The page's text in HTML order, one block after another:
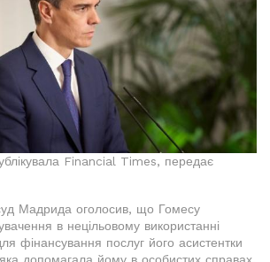
Financial Times, передає
Мадрида оголосив, що Гомесу
в нецільовому використанні
фінансування послуг його асистентки